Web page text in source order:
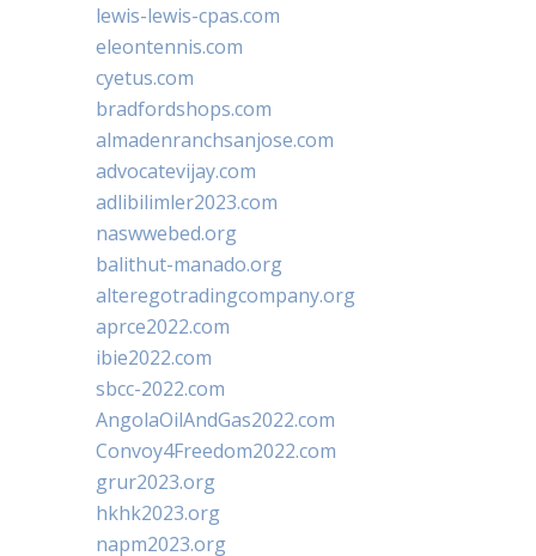
lewis-lewis-cpas.com
eleontennis.com
cyetus.com
bradfordshops.com
almadenranchsanjose.com
advocatevijay.com
adlibilimler2023.com
naswwebed.org
balithut-manado.org
alteregotradingcompany.org
aprce2022.com
ibie2022.com
sbcc-2022.com
AngolaOilAndGas2022.com
Convoy4Freedom2022.com
grur2023.org
hkhk2023.org
napm2023.org